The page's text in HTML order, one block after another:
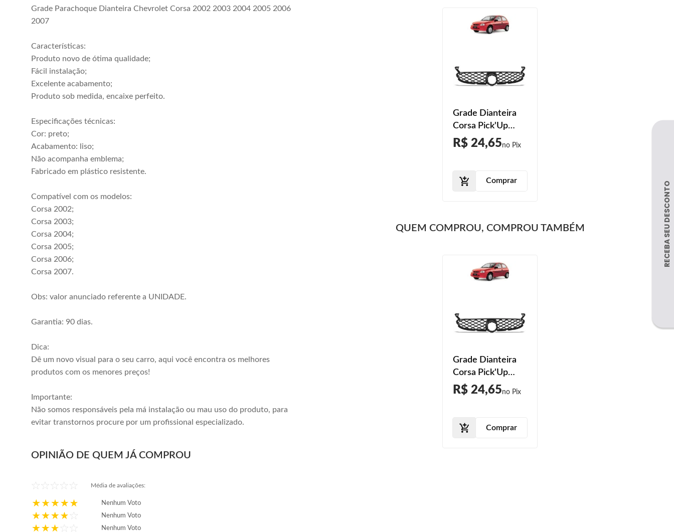
Grade Parachoque Dianteira Chevrolet Corsa 2002 2003 2004 2005 2006
2007
Características:
Produto novo de ótima qualidade;
Fácil instalação;
Excelente acabamento;
Produto sob medida, encaixe perfeito.
Especificações técnicas:
Cor: preto;
Acabamento: liso;
Não acompanha emblema;
Fabricado em plástico resistente.
Compatível com os modelos:
Corsa 2002;
Corsa 2003;
Corsa 2004;
Corsa 2005;
Corsa 2006;
Corsa 2007.
Obs: valor anunciado referente a UNIDADE.
Garantia: 90 dias.
Dica:
Dê um novo visual para o seu carro, aqui você encontra os melhores
produtos com os menores preços!
Importante:
Não somos responsáveis pela má instalação ou mau uso do produto, para
evitar transtornos procure por um profissional especializado.
OPINIÃO DE QUEM JÁ COMPROU
Média de avaliações:
Nenhum Voto
Nenhum Voto
Nenhum Voto
Grade Dianteira
Corsa Pick'Up
Corsa 2000 2001
2002
R$ 24,65
Comprar
QUEM COMPROU, COMPROU TAMBÉM
Grade Dianteira
Corsa Pick'Up
Corsa 2000 2001
2002
R$ 24,65
Comprar